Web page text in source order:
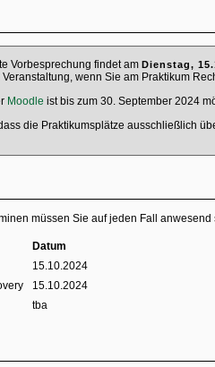
Vorbesprechung findet am Dienstag,
wenn Sie am Praktikum
Moodle ist bis zum 30. September 2024
die Praktikumsplätze ausschließlich
müssen Sie auf jeden Fall anwesend
Datum
15.10.2024
15.10.2024
tba